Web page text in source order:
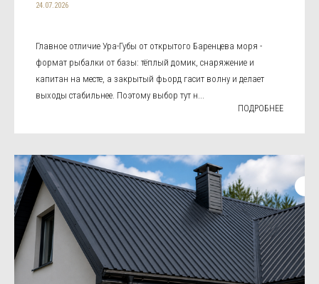
24.07.2026
Главное отличие Ура-Губы от открытого Баренцева моря -
формат рыбалки от базы: тёплый домик, снаряжение и
капитан на месте, а закрытый фьорд гасит волну и делает
выходы стабильнее. Поэтому выбор тут н...
ПОДРОБНЕЕ